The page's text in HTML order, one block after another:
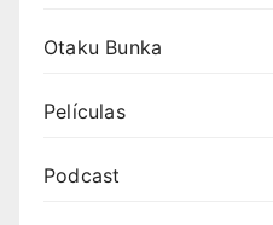
Otaku Bunka
Películas
Podcast